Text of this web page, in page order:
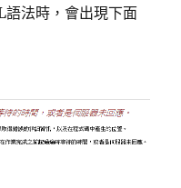
法時，會出現下面